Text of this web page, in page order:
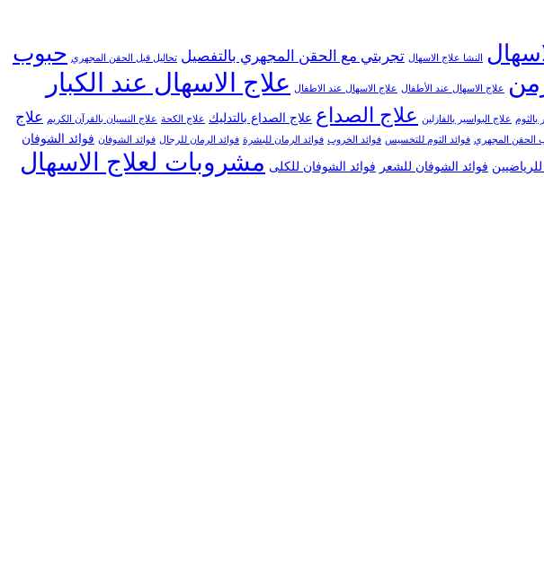
النشا علاج الاسهال تجربتي مع الحقن المجهري بالتفصيل تحاليل قبل الحقن المجهري حبوب
علاج الاسهال عند الأطفال علاج الاسهال عند الاطفال علاج الاسهال عند الكبار
بالثوم علاج البواسير بالفازلين علاج الصداع علاج الصداع بالتدليك علاج الكحة علاج النسيان بالقرآن الكريم علاج
الحقن المجهري فوائد الثوم للتخسيس فوائد الخروب فوائد الرمان للبشرة فوائد الرمان للرجال فوائد الشوفان فوائد الشوفان
فوائد الشوفان للشعر فوائد الشوفان للكلى مشروبات لعلاج الاسهال